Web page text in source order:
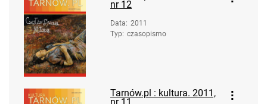
nr 12
Data: 2011
Typ: czasopismo
Tarnów.pl : kultura. 2011,